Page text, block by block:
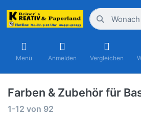
Menü Anmelden Vergleichen
Farben & Zubehör für
1-12 von 92